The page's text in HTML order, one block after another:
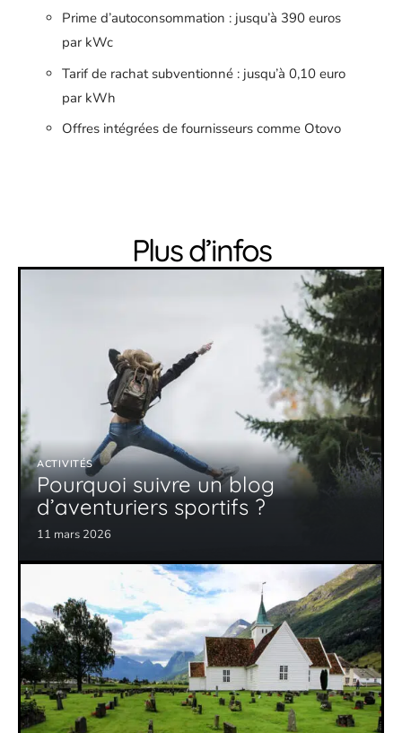
Prime d’autoconsommation : jusqu’à 390 euros
par kWc
Tarif de rachat subventionné : jusqu’à 0,10 euro
par kWh
Offres intégrées de fournisseurs comme Otovo
Plus d’infos
ACTIVITÉS
Pourquoi suivre un blog
d’aventuriers sportifs ?
11 mars 2026